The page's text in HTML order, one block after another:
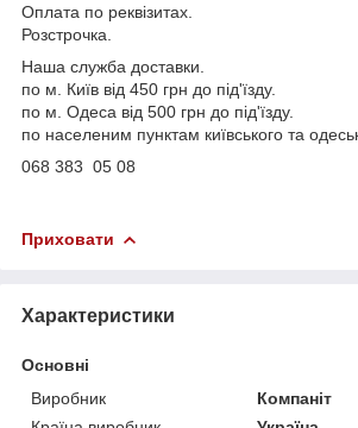
Оплата по реквізитах.
Розстрочка.
Наша служба доставки.
по м. Київ від 450 грн до під'їзду.
по м. Одеса від 500 грн до під'їзду.
по населеним пунктам київського та
068 383 05 08
Приховати
Характеристики
Основні
Виробник
Компаніт